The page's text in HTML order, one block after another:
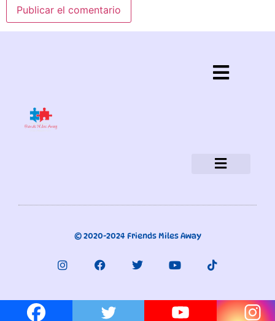
© 2020-2024 Friends Miles Away